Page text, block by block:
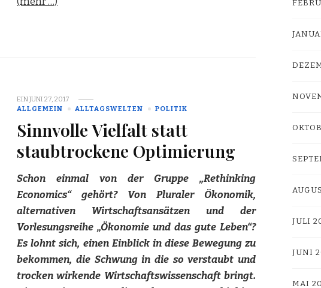
EINJUNI 27, 2017
ALLGEMEIN
ALLTAGSWELTEN POLITIK
Sinnvolle Vielfalt statt
staubtrockene Optimierung
Schon einmal von der Gruppe „Rethinking
Economics“ gehört? Von Pluraler Ökonomik,
alternativen Wirtschaftsansätzen und der
Vorlesungsreihe „Ökonomie und das gute Leben“?
Es lohnt sich, einen Einblick in diese Bewegung zu
bekommen, die Schwung in die so verstaubt und
trocken wirkende Wirtschaftswissenschaft bringt.
JULI
JUNI
MAI